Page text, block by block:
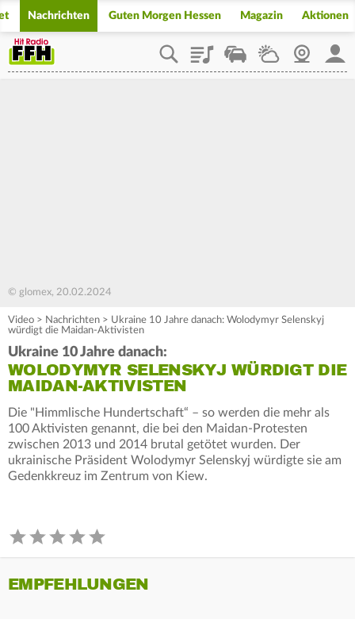
Nachrichten Guten Morgen Hessen Magazin Aktionen
PlaylistStaupilotWetterWebcam
© glomex, 20.02.2024
Video > Nachrichten > Ukraine 10 Jahre danach: Wolodymyr Selenskyj
würdigt die Maidan-Aktivisten
Ukraine 10 Jahre danach:
WOLODYMYR SELENSKYJ WÜRDIGT DIE
MAIDAN-AKTIVISTEN
Die "Himmlische Hundertschaft“ – so werden die mehr als
100 Aktivisten genannt, die bei den Maidan-Protesten
zwischen 2013 und 2014 brutal getötet wurden. Der
ukrainische Präsident Wolodymyr Selenskyj würdigte sie am
Gedenkkreuz im Zentrum von Kiew.
EMPFEHLUNGEN